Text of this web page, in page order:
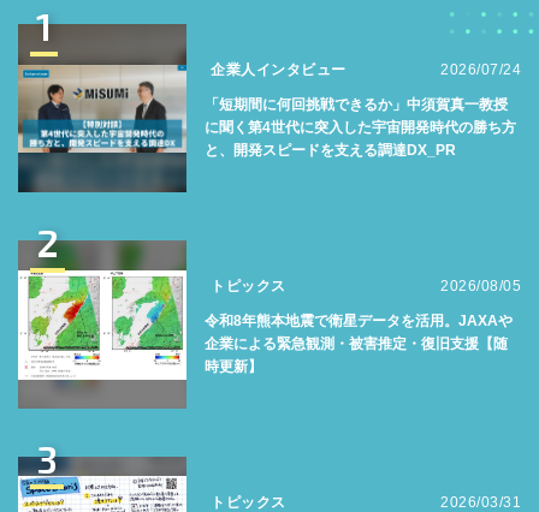
1
企業人インタビュー 2026/07/24
「短期間に何回挑戦できるか」中須賀真一教授
に聞く第4世代に突入した宇宙開発時代の勝ち方
と、開発スピードを支える調達DX_PR
2
トピックス 2026/08/05
令和8年熊本地震で衛星データを活用。JAXAや
企業による緊急観測・被害推定・復旧支援【随
時更新】
3
トピックス 2026/03/31